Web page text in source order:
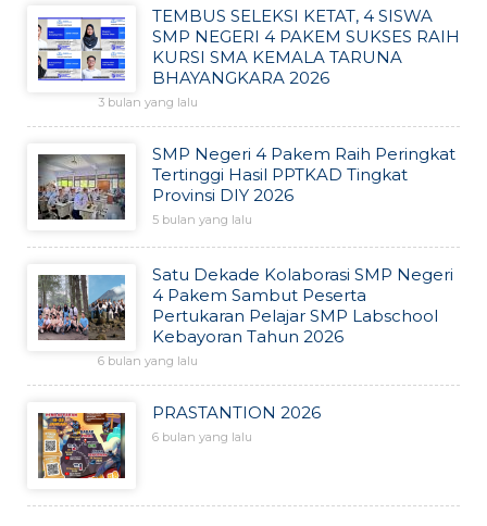
TEMBUS SELEKSI KETAT, 4 SISWA
SMP NEGERI 4 PAKEM SUKSES RAIH
KURSI SMA KEMALA TARUNA
BHAYANGKARA 2026
3 bulan yang lalu
SMP Negeri 4 Pakem Raih Peringkat
Tertinggi Hasil PPTKAD Tingkat
Provinsi DIY 2026
5 bulan yang lalu
Satu Dekade Kolaborasi SMP Negeri
4 Pakem Sambut Peserta
Pertukaran Pelajar SMP Labschool
Kebayoran Tahun 2026
6 bulan yang lalu
PRASTANTION 2026
6 bulan yang lalu